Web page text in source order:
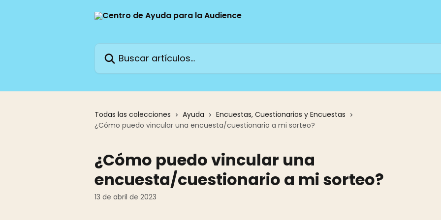
Buscar artículos...
Todas las colecciones Ayuda
Encuestas, Cuestionarios y Encuestas
¿Cómo puedo vincular una encuesta/cuestionario a mi sorteo?
¿Cómo puedo vincular una
encuesta/cuestionario a mi sorteo?
13 de abril de 2023